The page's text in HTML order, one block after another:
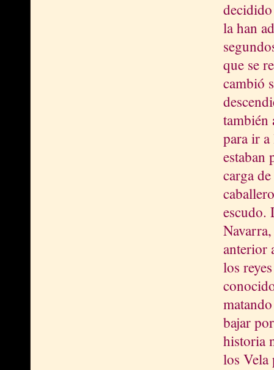
la han
que se
cambió
también
para ir a
estaban
carga
escudo.
anterior
los
bajar
historia
los Vela